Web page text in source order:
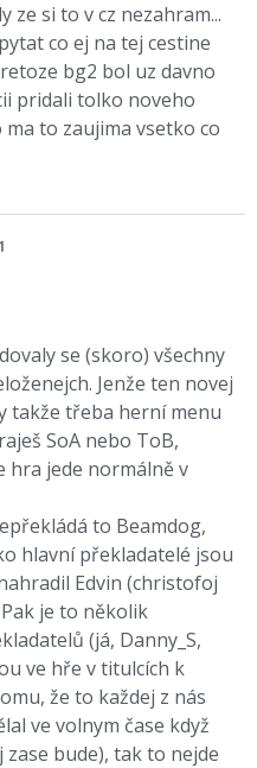
ze si to v cz nezahram...
co ej na tej cestine
bg2 bol uz davno
pridali tolko noveho
to zaujima vsetko co
se (skoro) všechny
Jenže ten novej
takže třeba herní menu
SoA nebo ToB,
hra jede normálně v
to Beamdog,
hlavní překladatelé jsou
Edvin (christofoj
je to několik
(já, Danny_S,
ve hře v titulcích k
že to každej z nás
ve volnym čase když
bude), tak to nejde